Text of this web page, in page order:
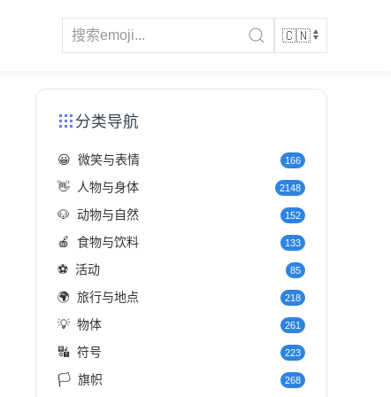
分类导航
😀 微笑与表情 166
👋 人物与身体 2148
🐶 动物与自然 152
🍎 食物与饮料 133
⚽ 活动 85
🌍 旅行与地点 218
💡 物体 261
🔣 符号 223
🏳️ 旗帜 268